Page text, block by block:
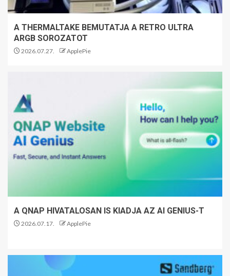
A THERMALTAKE BEMUTATJA A RETRO ULTRA
ARGB SOROZATOT
2026.07.27. ApplePie
A QNAP HIVATALOSAN IS KIADJA AZ AI GENIUS-T
2026.07.17. ApplePie